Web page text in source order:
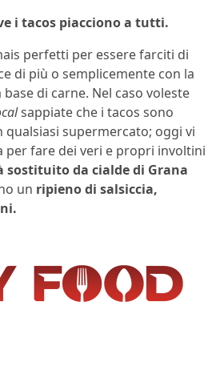
i tacos piacciono a tutti.
perfetti per essere farciti di
di più o semplicemente con la
di carne. Nel caso voleste
sappiate che i tacos sono
supermercato; oggi vi
per fare dei veri e propri involtini
sostituito da cialde di Grana
un ripieno di salsiccia,